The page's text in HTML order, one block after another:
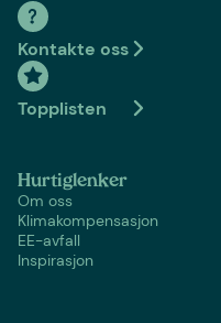
Kontakte oss
Topplisten
Hurtiglenker
Om oss
Klimakompensasjon
EE-avfall
Inspirasjon